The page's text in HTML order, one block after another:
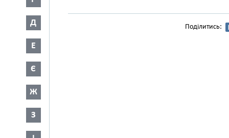
Д
Е
Є
Ж
З
Поділитись: